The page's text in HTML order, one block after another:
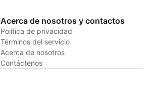
Acerca de nosotros y contactos
Política de privacidad
Términos del servicio
Acerca de nosotros
Contáctenos